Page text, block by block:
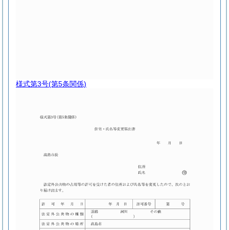
様式第3号(第5条関係)